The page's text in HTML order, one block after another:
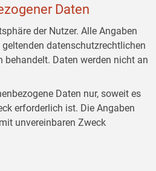
Daten
der Nutzer. Alle Angaben
datenschutzrechtlichen
behandelt. Daten werden nicht an
Daten nur, soweit es
erforderlich ist. Die Angaben
unvereinbaren Zweck